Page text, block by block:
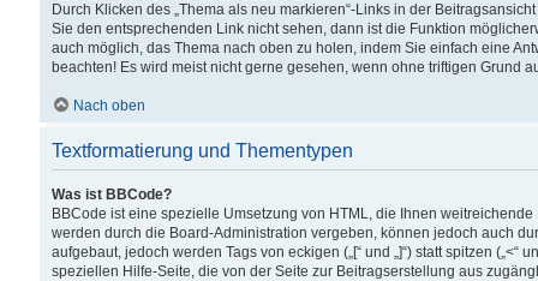
Durch Klicken des „Thema als neu markieren“-Links in der
Sie den entsprechenden Link nicht sehen, dann ist die Funktion
auch möglich, das Thema nach oben zu holen, indem Sie einfach eine
beachten! Es wird meist nicht gerne gesehen, wenn ohne triftigen Grund
Nach oben
Textformatierung und Thementypen
Was ist BBCode?
BBCode ist eine spezielle Umsetzung von HTML, die Ihnen
werden durch die Board-Administration vergeben, können jedoch auch
aufgebaut, jedoch werden Tags von eckigen („[“ und „]“) statt spitzen
speziellen Hilfe-Seite, die von der Seite zur Beitragserstellung aus